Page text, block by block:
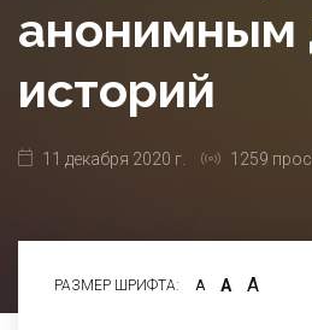
анонимным
историй
11 декабря 2020 г. 1259
РАЗМЕР ШРИФТА: А А А